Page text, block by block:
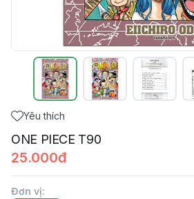
Yêu thích
ONE PIECE T90
25.000đ
Đơn vị: